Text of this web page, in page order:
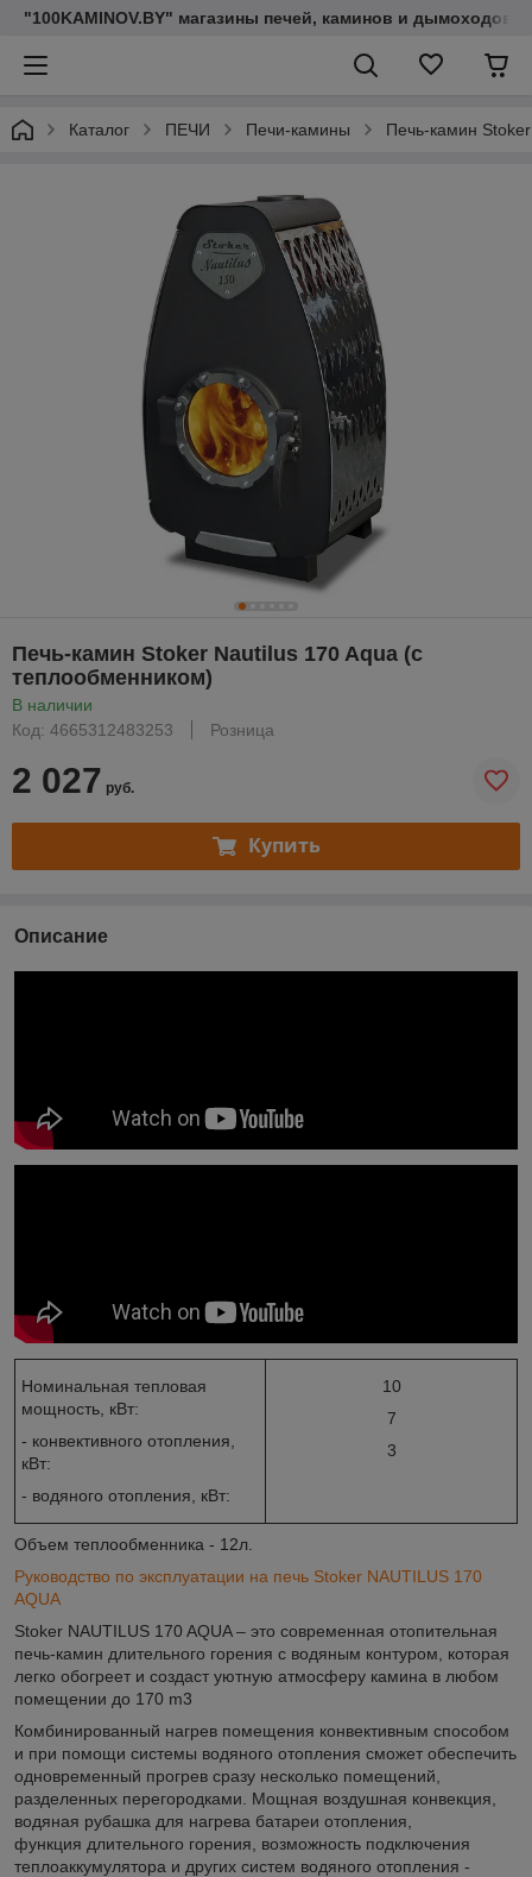
"100KAMINOV.BY" магазины печей, каминов и дымоходов
Каталог ПЕЧИ Печи-камины Печь-камин
Печь-камин Stoker Nautilus 170 Aqua (с
теплообменником)
В наличии
Код: 4665312483253
Розница
2 027 руб.
Купить
Описание
Номинальная тепловая
мощность, кВт:
- конвективного отопления,
кВт:
- водяного отопления, кВт:
10
7
3
Объем теплообменника - 12л.
Руководство по эксплуатации на печь Stoker NAUTILUS 170
AQUA
Stoker NAUTILUS 170 AQUA – это современная отопительная
печь-камин длительного горения с водяным контуром, которая
легко обогреет и создаст уютную атмосферу камина в любом
помещении до 170 m3
Комбинированный нагрев помещения конвективным способом
и при помощи системы водяного отопления сможет обеспечить
одновременный прогрев сразу несколько помещений,
разделенных перегородками. Мощная воздушная конвекция,
водяная рубашка для нагрева батареи отопления,
функция длительного горения, возможность подключения
теплоаккумулятора и других систем водяного отопления -